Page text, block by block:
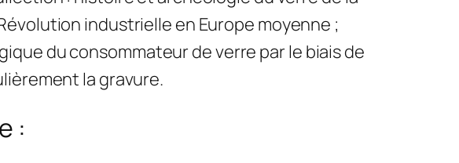
industrielle en Europe moyenne ;
du consommateur de verre par le biais de
la gravure.
: